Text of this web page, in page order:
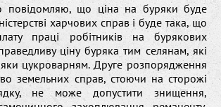
повідомляю, що ціна на буряки буде
харчових справ і буде така, що
праці робітників на бурякових
ціну буряка тим селянам, які
цукроварням. Друге розпорядження
земельних справ, стоючи на сторожі
не може допустити знищення,